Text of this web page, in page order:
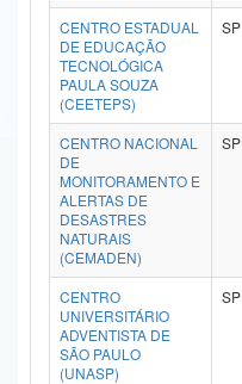
Secretaria de Governo
Gabinete de Segurança Institucional
Advocacia-Geral da União
Banco Central do Brasil
CENTRO ESTADUAL
DE EDUCAÇÃO
TECNOLÓGICA
PAULA SOUZA
(CEETEPS)
SP
CENTRO NACIONAL
DE
MONITORAMENTO E
ALERTAS DE
DESASTRES
NATURAIS
(CEMADEN)
SP
CENTRO
UNIVERSITÁRIO
ADVENTISTA DE
SÃO PAULO
(UNASP)
SP